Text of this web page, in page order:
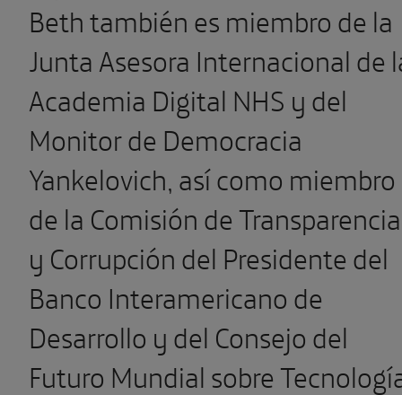
Beth también es miembro de la
Junta Asesora Internacional de
Academia Digital NHS y del
Monitor de Democracia
Yankelovich, así como miembro
de la Comisión de Transparencia
y Corrupción del Presidente del
Banco Interamericano de
Desarrollo y del Consejo del
Futuro Mundial sobre